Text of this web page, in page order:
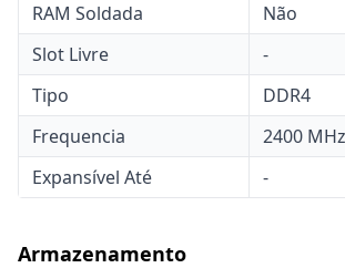
RAM Soldada
Não
Slot Livre
-
Tipo
DDR4
Frequencia
2400 MHz
Expansível Até
-
Armazenamento